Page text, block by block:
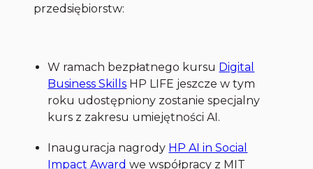
przedsiębiorstw:
W ramach bezpłatnego kursu Digital
Business Skills HP LIFE jeszcze w tym
roku udostępniony zostanie specjalny
kurs z zakresu umiejętności AI.
Inauguracja nagrody HP AI in Social
Impact Award we współpracy z MIT